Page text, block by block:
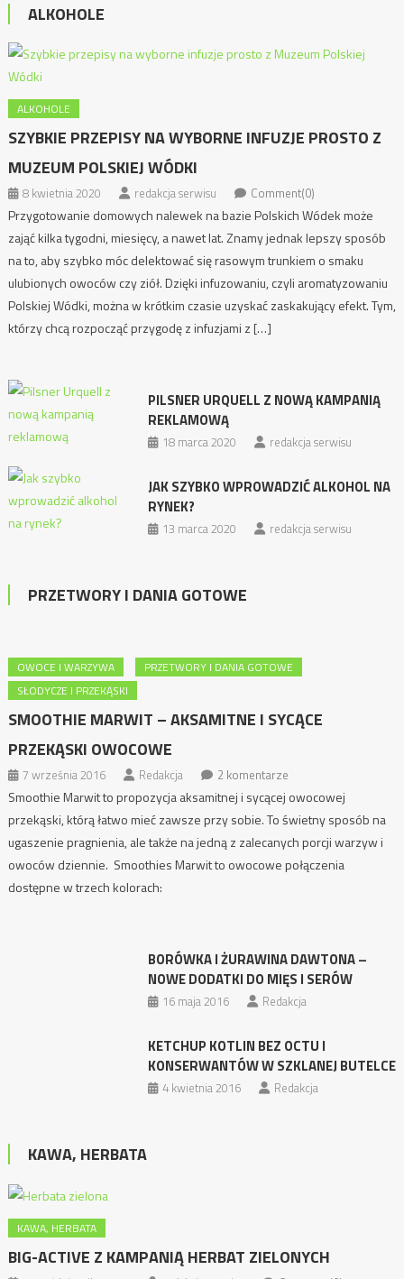
ALKOHOLE
ALKOHOLE
SZYBKIE PRZEPISY NA WYBORNE INFUZJE PROSTO Z
MUZEUM POLSKIEJ WÓDKI
8 kwietnia 2020 redakcja serwisu Comment(0)
Przygotowanie domowych nalewek na bazie Polskich Wódek może
zająć kilka tygodni, miesięcy, a nawet lat. Znamy jednak lepszy sposób
na to, aby szybko móc delektować się rasowym trunkiem o smaku
ulubionych owoców czy ziół. Dzięki infuzowaniu, czyli aromatyzowaniu
Polskiej Wódki, można w krótkim czasie uzyskać zaskakujący efekt. Tym,
którzy chcą rozpocząć przygodę z infuzjami z […]
PILSNER URQUELL Z NOWĄ KAMPANIĄ
REKLAMOWĄ
18 marca 2020 redakcja serwisu
JAK SZYBKO WPROWADZIĆ ALKOHOL NA
RYNEK?
13 marca 2020 redakcja serwisu
PRZETWORY I DANIA GOTOWE
OWOCE I WARZYWA
PRZETWORY I DANIA GOTOWE
SŁODYCZE I PRZEKĄSKI
SMOOTHIE MARWIT – AKSAMITNE I SYCĄCE
PRZEKĄSKI OWOCOWE
7 września 2016 Redakcja 2 komentarze
Smoothie Marwit to propozycja aksamitnej i sycącej owocowej
przekąski, którą łatwo mieć zawsze przy sobie. To świetny sposób na
ugaszenie pragnienia, ale także na jedną z zalecanych porcji warzyw i
owoców dziennie. Smoothies Marwit to owocowe połączenia
dostępne w trzech kolorach:
BORÓWKA I ŻURAWINA DAWTONA –
NOWE DODATKI DO MIĘS I SERÓW
16 maja 2016 Redakcja
KETCHUP KOTLIN BEZ OCTU I
KONSERWANTÓW W SZKLANEJ BUTELCE
4 kwietnia 2016 Redakcja
KAWA, HERBATA
KAWA, HERBATA
BIG-ACTIVE Z KAMPANIĄ HERBAT ZIELONYCH